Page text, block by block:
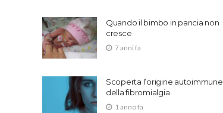
Quando il bimbo in pancia non
cresce
7 anni fa
Scoperta l’origine autoimmune
della fibromialgia
1 anno fa